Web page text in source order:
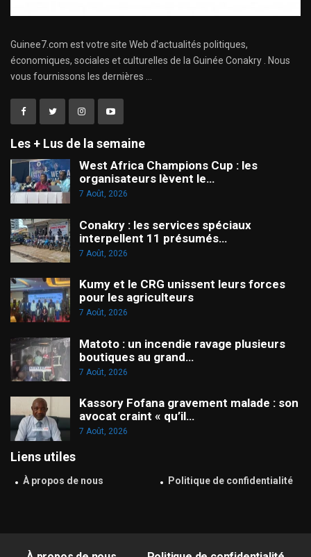
Guinee7.com est votre site Web d'actualités politiques,
économiques, sociales et culturelles de la Guinée Conakry . Nous
vous fournissons les dernières ...
Les + Lus de la semaine
West Africa Champions Cup : les
organisateurs lèvent le…
7 Août, 2026
Conakry : les services spéciaux
interpellent 11 présumés…
7 Août, 2026
Kumy et le CRG unissent leurs forces
pour les agriculteurs
7 Août, 2026
Matoto : un incendie ravage plusieurs
boutiques au grand…
7 Août, 2026
Kassory Fofana gravement malade : son
avocat craint « qu’il…
7 Août, 2026
Liens utiles
À propos de nous Politique de confidentialité